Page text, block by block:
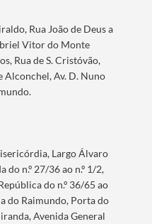
Rua João de Deus a
Vitor do Monte
Rua de S. Cristóvão,
Alconchel, Av. D. Nuno
Largo Álvaro
do n.º 27/36 ao n.º 1/2,
do n.º 36/65 ao
do Raimundo, Porta do
Avenida General